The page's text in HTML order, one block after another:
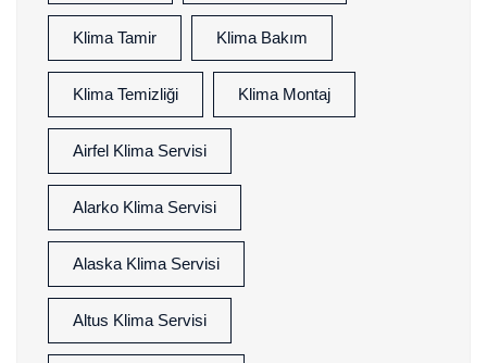
Klima Tamir Klima Bakım
Klima Temizliği Klima Montaj
Airfel Klima Servisi
Alarko Klima Servisi
Alaska Klima Servisi
Altus Klima Servisi